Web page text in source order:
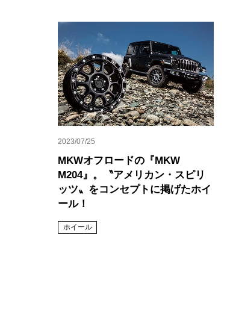
2023/07/25
MKWオフロードの『MKW
M204』。〝アメリカン・スピリ
ッツ〟をコンセプトに掲げたホイ
ール！
ホイール